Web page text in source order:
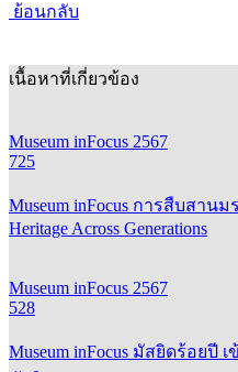
ย้อนกลับ
เนื้อหาที่เกี่ยวข้อง
Museum inFocus 2567
725
Museum inFocus การสืบสา
Heritage Across Generations
Museum inFocus 2567
528
Museum inFocus มัสยิดร้อยปี